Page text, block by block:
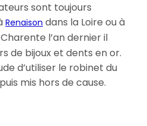
sont toujours
Renaison dans la Loire ou à
l’an dernier il
de bijoux et dents en or.
d’utiliser le robinet du
mis hors de cause.